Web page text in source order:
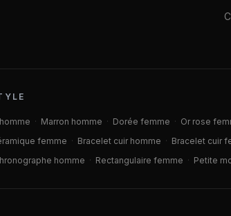
· Marron homme · Dorée femme · Or rose
femme · Bracelet cuir homme · Bracelet cuir
homme · Rectangulaire femme · Petite